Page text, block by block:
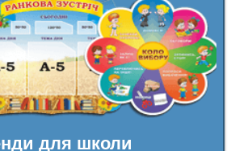
для школи